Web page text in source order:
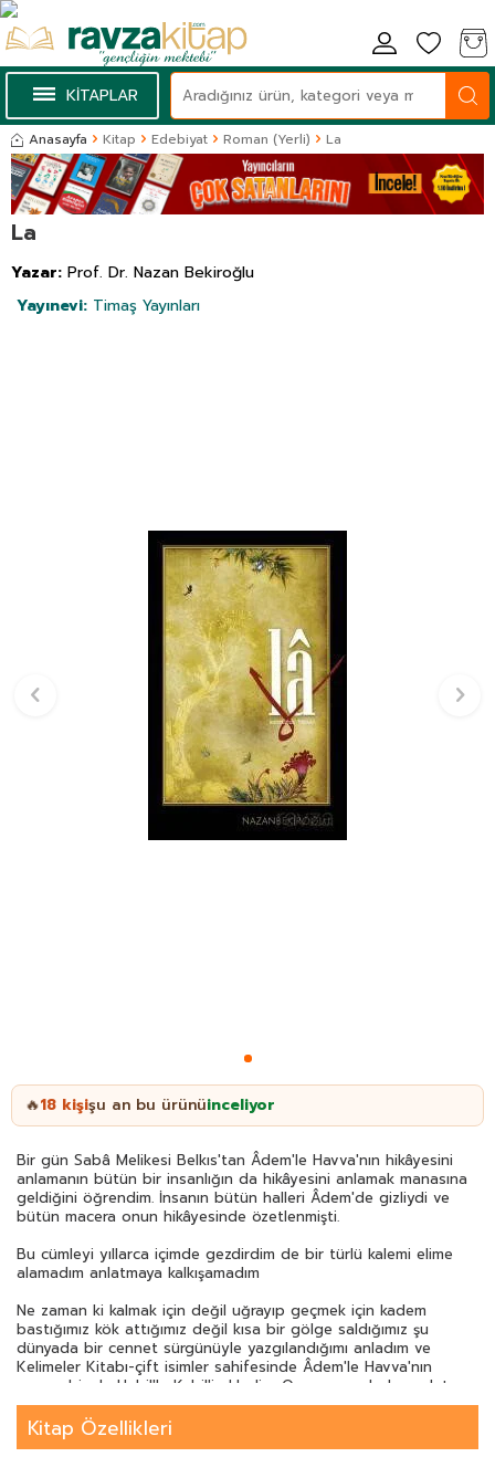
KİTAPLAR
Anasayfa Kitap Edebiyat Roman (Yerli) La
La
Yazar: Prof. Dr. Nazan Bekiroğlu
Yayınevi: Timaş Yayınları
🔥18 kişişu an bu ürünüinceliyor
Bir gün Sabâ Melikesi Belkıs'tan Âdem'le Havva'nın hikâyesini
anlamanın bütün bir insanlığın da hikâyesini anlamak manasına
geldiğini öğrendim. İnsanın bütün halleri Âdem'de gizliydi ve
bütün macera onun hikâyesinde özetlenmişti.
Bu cümleyi yıllarca içimde gezdirdim de bir türlü kalemi elime
alamadım anlatmaya kalkışamadım
Ne zaman ki kalmak için değil uğrayıp geçmek için kadem
bastığımız kök attığımız değil kısa bir gölge saldığımız şu
dünyada bir cennet sürgünüyle yazgılandığımı anladım ve
Kelimeler Kitabı-çift isimler sahifesinde Âdem'le Havva'nın
yanına bir de Habil'le Kabil'i ekledim. O zaman anladım anlatma
zamanının geldiğini.
Hikâyenin ismi düştü dilime bir gece: LÂ. İLLÂ dedim.
Bir ömür boyu aradığım hece harfinin LÂ olduğunu bildim.
Kitap Özellikleri